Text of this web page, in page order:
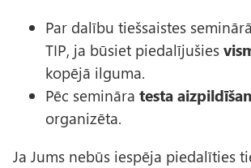
Par dalību tiešsaistes
TIP, ja būsiet piedalījušies
kopējā ilguma.
Pēc semināra testa
organizēta.
Ja Jums nebūs iespēja piedalīties